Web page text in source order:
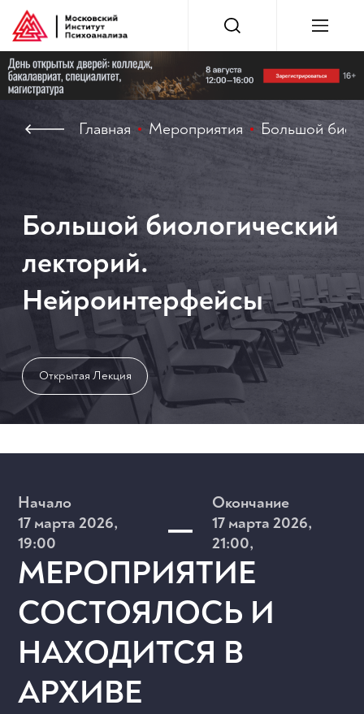
Главная Мероприятия Большой
Большой биологический
лекторий.
Нейроинтерфейсы
Открытая Лекция
Начало
17 марта 2026,
19:00
–
Окончание
17 марта 2026,
21:00,
МЕРОПРИЯТИЕ
СОСТОЯЛОСЬ И
НАХОДИТСЯ В
АРХИВЕ